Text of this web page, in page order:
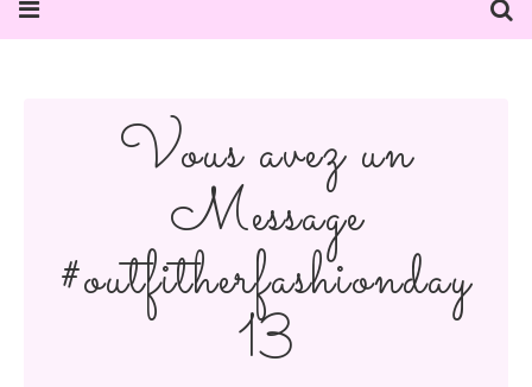
Vous avez un
Message
#outfitherfashionday
13